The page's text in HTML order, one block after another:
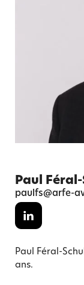
Paul Féral-
paulfs@arfe-
Paul Féral-
ans.